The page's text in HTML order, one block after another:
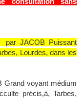
par JACOB Puissant
Lourdes, dans les
Grand voyant médium
précis,à, Tarbes,